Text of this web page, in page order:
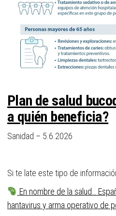
Plan de salud
a quién beneficia?
Sanidad – 5.6.2026
Si te late este tipo de
En nombre de la salud…
hantavirus y arma operativo de